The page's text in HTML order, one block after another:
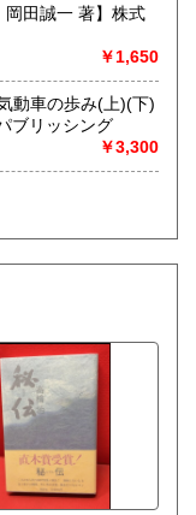
田誠一 著】株式
￥1,650
動車の歩み(上)(下)
ブリッシング
￥3,300